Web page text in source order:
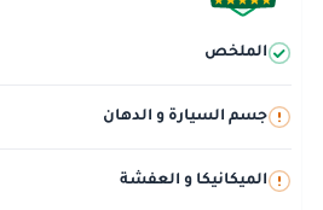
الملخص
جسم السيارة و الدهان
الميكانيكا و العفشة